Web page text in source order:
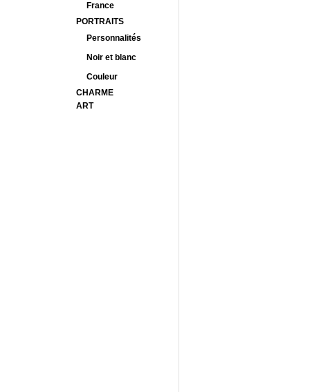
France
PORTRAITS
Personnalités
Noir et blanc
Couleur
CHARME
ART